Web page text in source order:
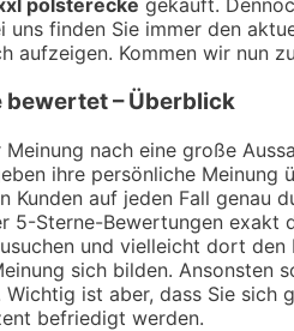
polsterecke gekauft.
finden Sie immer den
aufzeigen. Kommen wir nun
bewertet – Überblick
nach eine große
ihre persönliche
Kunden auf jeden Fall genau
Sterne-Bewertungen exakt
und vielleicht dort
sich bilden. Ansonsten
ist aber, dass Sie sich
befriedigt werden.